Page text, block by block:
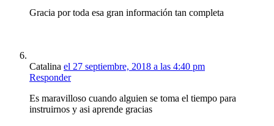
Gracia por toda esa gran información tan completa
Catalina el 27 septiembre, 2018 a las 4:40 pm
Responder
Es maravilloso cuando alguien se toma el tiempo para
instruirnos y asi aprende gracias